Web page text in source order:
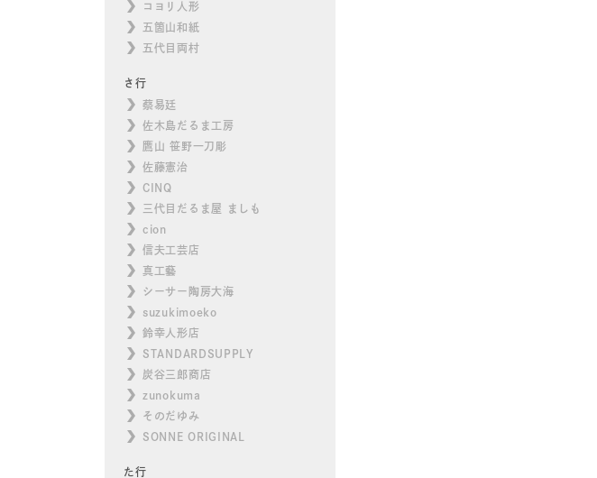
コヨリ人形
五箇山和紙
五代目両村
さ行
蔡易廷
佐木島だるま工房
鷹山 笹野一刀彫
佐藤憲治
CINQ
三代目だるま屋 ましも
cion
信夫工芸店
真工藝
シーサー陶房大海
suzukimoeko
鈴幸人形店
STANDARDSUPPLY
炭谷三郎商店
zunokuma
そのだゆみ
SONNE ORIGINAL
た行